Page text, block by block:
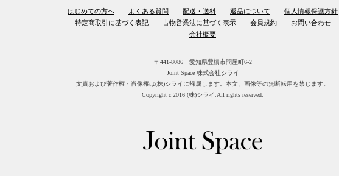
はじめての方へ よくある質問 配送・送料 返品について
個人情報保護方針
特定商取引に基づく表記
古物営業法に基づく表示 会員規約
お問い合わせ
会社概要
〒441-8086 愛知県豊橋市問屋町6-2
Joint Space 株式会社シライ
文責および著作権・肖像権は(株)シライに帰属します。 本文、画像等の無断転用を禁じます。
Copyright c 2016 (株)シライ.All rights reserved.